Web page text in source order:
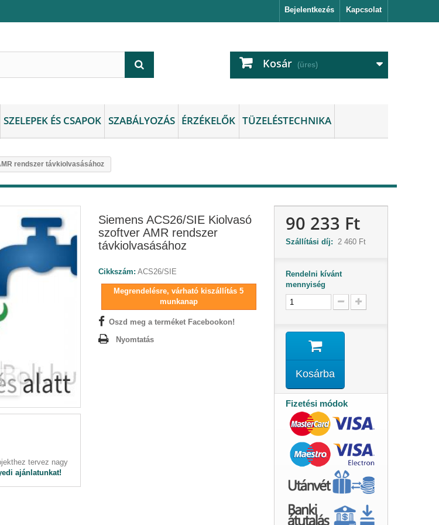
Kapcsolat
Bejelentkezés
Kosár (üres)
SZELEPEK ÉS CSAPOK SZABÁLYOZÁS ÉRZÉKELŐK TÜZELÉSTECHNIKA
rendszer távkiolvasásához
tervez nagy
ajánlatunkat!
Siemens ACS26/SIE Kiolvasó
szoftver AMR rendszer
távkiolvasásához
Cikkszám: ACS26/SIE
Megrendelésre, várható kiszállítás 5
munkanap
Oszd meg a terméket Facebookon!
Nyomtatás
90 233 Ft
Szállítási díj: 2 460 Ft
Rendelni kívánt
mennyiség
Kosárba
Fizetési módok